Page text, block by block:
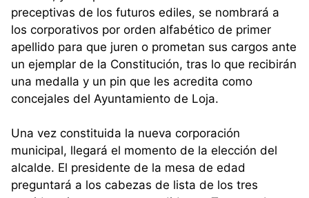
preceptivas de los futuros ediles, se nombrará a
los corporativos por orden alfabético de primer
apellido para que juren o prometan sus cargos ante
un ejemplar de la Constitución, tras lo que recibirán
una medalla y un pin que les acredita como
concejales del Ayuntamiento de Loja.
Una vez constituida la nueva corporación
municipal, llegará el momento de la elección del
alcalde. El presidente de la mesa de edad
preguntará a los cabezas de lista de los tres